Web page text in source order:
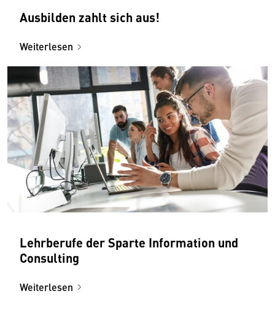
Ausbilden zahlt sich aus!
Weiterlesen
Lehrberufe der Sparte Information und
Consulting
Weiterlesen